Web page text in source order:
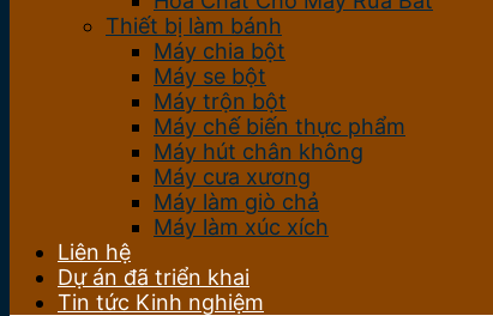
Thiết bị làm bánh
Máy chia bột
Máy se bột
Máy trộn bột
Máy chế biến thực phẩm
Máy hút chân không
Máy cưa xương
Máy làm giò chả
Máy làm xúc xích
Liên hệ
Dự án đã triển khai
Tin tức Kinh nghiệm